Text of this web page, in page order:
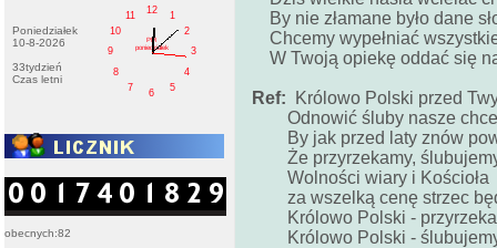
Poniedziałek
10-8-2026
33tydzień
Czas letni
1
2
3
4
5
6
7
8
9
10
11
12
PM
poniedziałek
obecnych:82
By nie złamane było dane
Chcemy wypełniać
W Twoją opiekę oddać się
Ref: Królowo Polski przed
Odnowić śluby nasze
By jak przed laty znów
Że przyrzekamy,
Wolności wiary i Kościoła
za wszelką cenę strzec
Królowo Polski -
Królowo Polski -